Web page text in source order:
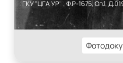
участник обороны г.
ГКУ "ЦГА УР" , Ф.Р-1675, Оп.1,